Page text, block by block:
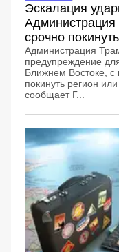
Эскалация
срочно
Администрация
предупреждение
Ближнем Востоке, с
покинуть регион
сообщает Г...